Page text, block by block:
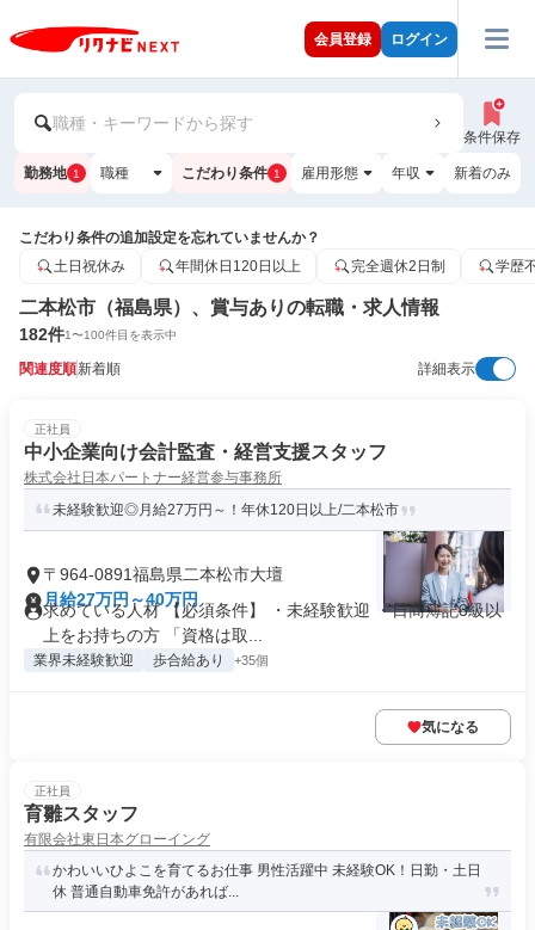
会員登録 ログイン
職種・キーワードから探す
条件保存
勤務地 1 職種 こだわり条件 1 雇用形態 年収 新着のみ
こだわり条件の追加設定を忘れていませんか？
土日祝休み
年間休日120日以上 完全週休2日制 学歴
二本松市（福島県）、賞与ありの転職・求人情報
182件1〜100件目を表示中
関連度順新着順 詳細表示
正社員
中小企業向け会計監査・経営支援スタッフ
株式会社日本パートナー経営参与事務所
未経験歓迎◎月給27万円～！年休120日以上/二本松市
〒964-0891福島県二本松市大壇
月給27万円～40万円
求めている人材 【必須条件】 ・未経験歓迎 ・日商簿記3級以
上をお持ちの方 「資格は取...
業界未経験歓迎 歩合給あり +35個
気になる
正社員
育雛スタッフ
有限会社東日本グローイング
かわいいひよこを育てるお仕事 男性活躍中 未経験OK！日勤・土日
休 普通自動車免許があれば...